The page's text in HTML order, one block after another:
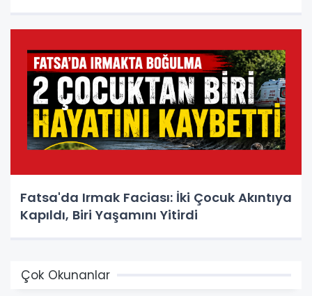
Fatsa'da Irmak Faciası: İki Çocuk Akıntıya
Kapıldı, Biri Yaşamını Yitirdi
Çok Okunanlar